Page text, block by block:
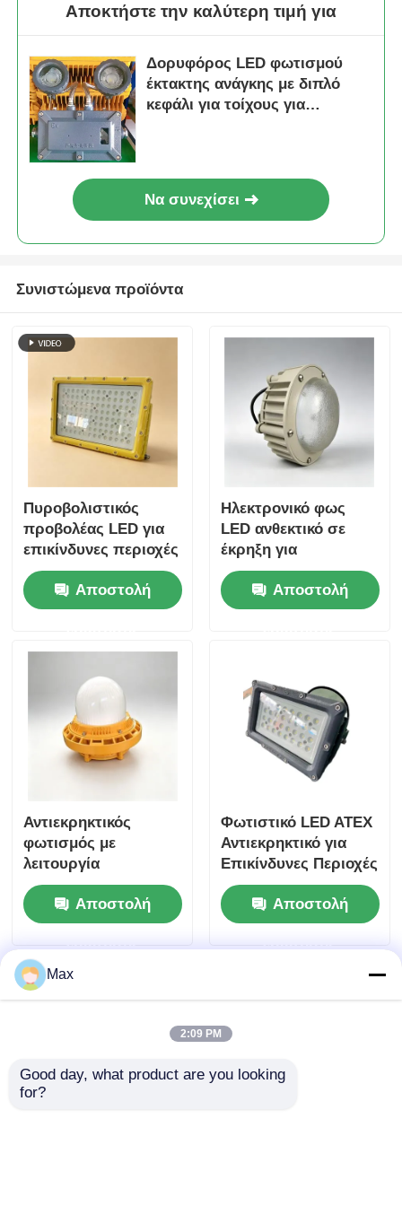
Αποκτήστε την καλύτερη τιμή για
Δορυφόρος LED φωτισμού
έκτακτης ανάγκης με διπλό
κεφάλι για τοίχους για
Να συνεχίσει
Συνιστώμενα προϊόντα
Πυροβολιστικός
προβολέας LED για
επικίνδυνες περιοχές
με ανθεκτική
κατασκευήΑποστολή
Ηλεκτρονικό φως
LED ανθεκτικό σε
έκρηξη για
επικίνδυνες περιοχές
με προστασία IP66
και είσοδο ευρείας
Αποστολή
Αντιεκρηκτικός
φωτισμός με
λειτουργία
προστασίας IP66 για
επικίνδυνες περιοχές
Αποστολή
ερώτησης
Φωτιστικό LED ATEX
Αντιεκρηκτικό για
Επικίνδυνες Περιοχές
Ζώνης 1 & Ζώνης 2
Αποστολή
ερώτησης
Max
2:09 PM
Good day, what product are you looking
for?